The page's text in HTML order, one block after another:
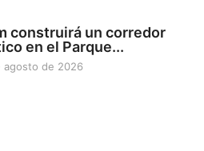
construirá un corredor
en el Parque...
agosto de 2026